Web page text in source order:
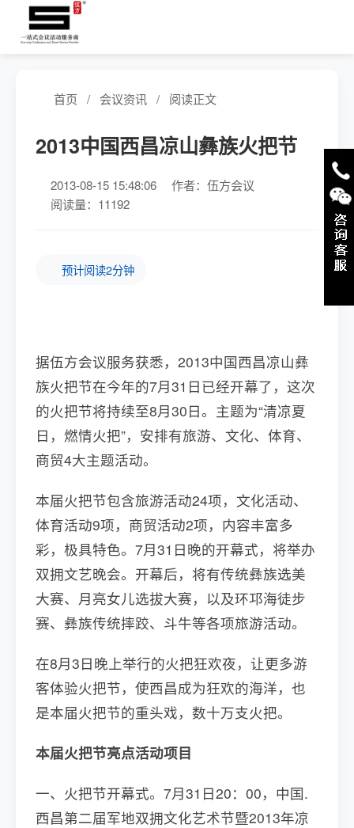
首页 / 会议资讯 / 阅读正文
2013中国西昌凉山彝族火把节
2013-08-15 15:48:06
作者：伍方会议
阅读量：11192
预计阅读2分钟
据伍方会议服务获悉，2013中国西昌凉山彝
族火把节在今年的7月31日已经开幕了，这次
的火把节将持续至8月30日。主题为“清凉夏
日，燃情火把”，安排有旅游、文化、体育、
商贸4大主题活动。
本届火把节包含旅游活动24项，文化活动、
体育活动9项，商贸活动2项，内容丰富多
彩，极具特色。7月31日晚的开幕式，将举办
双拥文艺晚会。开幕后，将有传统彝族选美
大赛、月亮女儿选拔大赛，以及环邛海徒步
赛、彝族传统摔跤、斗牛等各项旅游活动。
在8月3日晚上举行的火把狂欢夜，让更多游
客体验火把节，使西昌成为狂欢的海洋，也
是本届火把节的重头戏，数十万支火把。
本届火把节亮点活动项目
一、火把节开幕式。7月31日20：00，中国.
西昌第二届军地双拥文化艺术节暨2013年凉